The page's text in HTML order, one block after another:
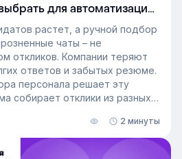
для автоматизации
растет, а ручной подбор
чаты – не
откликов. Компании теряют
ответов и забытых резюме.
персонала решает эту
собирает отклики из разных
рутину. Сегодня программа для
инструмент для быстрого
вакансий.
2 минуты